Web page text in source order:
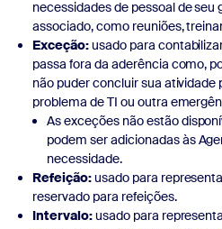
necessidades de pessoal de
associado, como reuniões,
Exceção:usado para
passa fora da aderência como,
não puder concluir sua atividade
problema de TI ou outra
As exceções não estão
podem ser adicionadas às
necessidade.
Refeição:usado para
reservado para refeições.
Intervalo:usado para